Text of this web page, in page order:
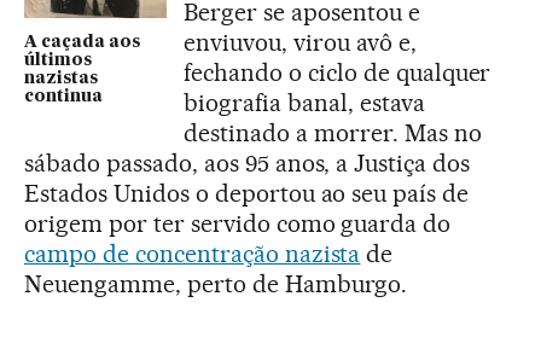
A caçada aos
últimos
nazistas
continua
Berger se aposentou e
enviuvou, virou avô e,
fechando o ciclo de qualquer
biografia banal, estava
destinado a morrer. Mas no
sábado passado, aos 95 anos, a Justiça dos
Estados Unidos o deportou ao seu país de
origem por ter servido como guarda do
campo de concentração nazista de
Neuengamme, perto de Hamburgo.